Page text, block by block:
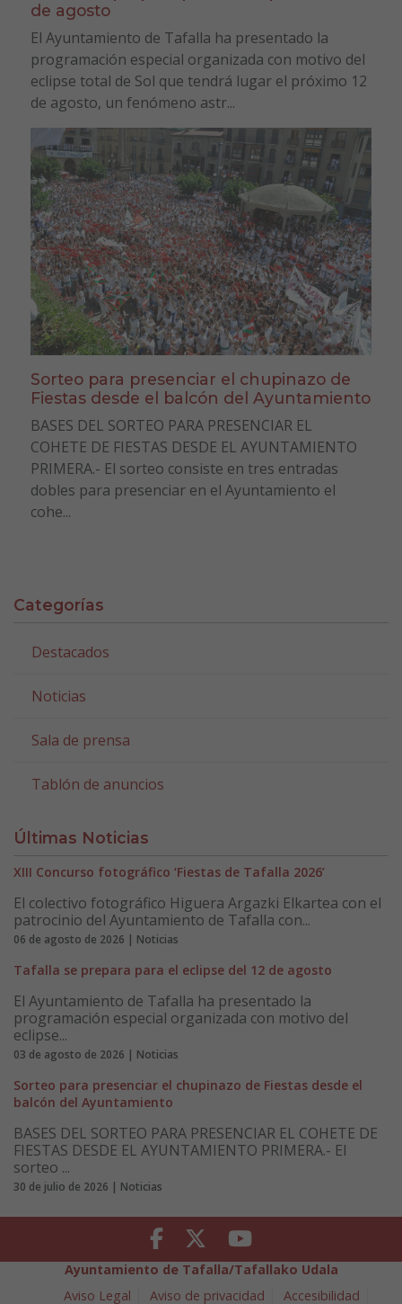
de agosto
El Ayuntamiento de Tafalla ha presentado la
programación especial organizada con motivo del
eclipse total de Sol que tendrá lugar el próximo 12
de agosto, un fenómeno astr...
Sorteo para presenciar el chupinazo de
Fiestas desde el balcón del Ayuntamiento
BASES DEL SORTEO PARA PRESENCIAR EL
COHETE DE FIESTAS DESDE EL AYUNTAMIENTO
PRIMERA.- El sorteo consiste en tres entradas
dobles para presenciar en el Ayuntamiento el
cohe...
Categorías
Destacados
Noticias
Sala de prensa
Tablón de anuncios
Últimas Noticias
XIII Concurso fotográfico ‘Fiestas de Tafalla 2026’
El colectivo fotográfico Higuera Argazki Elkartea con el
patrocinio del Ayuntamiento de Tafalla con...
06 de agosto de 2026 | Noticias
Tafalla se prepara para el eclipse del 12 de agosto
El Ayuntamiento de Tafalla ha presentado la
programación especial organizada con motivo del
eclipse...
03 de agosto de 2026 | Noticias
Sorteo para presenciar el chupinazo de Fiestas desde el
balcón del Ayuntamiento
BASES DEL SORTEO PARA PRESENCIAR EL COHETE DE
FIESTAS DESDE EL AYUNTAMIENTO PRIMERA.- El
sorteo ...
30 de julio de 2026 | Noticias
Facebook Twitter Youtube
Ayuntamiento de Tafalla/Tafallako Udala
Aviso Legal
Aviso de privacidad Accesibilidad